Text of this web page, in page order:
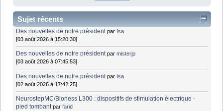
Sujet récents
Des nouvelles de notre président par Isa
[03 août 2026 à 15:20:30]
Des nouvelles de notre président parmisterjp
[03 août 2026 à 07:45:53]
Des nouvelles de notre président par Isa
[02 août 2026 à 17:42:25]
NeurostepMC/Bioness L300 : dispositifs de stimulation électrique -
pied tombant parfarid